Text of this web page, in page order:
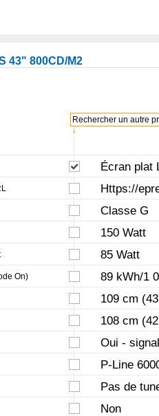
43" 800CD/M2
↓
Rechercher un autre
Écran plat
Https://
Classe G
150 Watt
85 Watt
On) 89 kWh/1
109 cm
108 cm
Oui -
P-Line
Pas de
Non